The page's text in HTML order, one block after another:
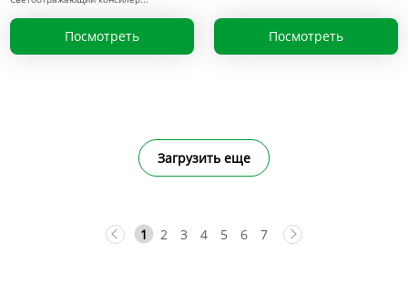
Посмотреть Посмотреть
Загрузить еще
1 2 3 4 5 6 7